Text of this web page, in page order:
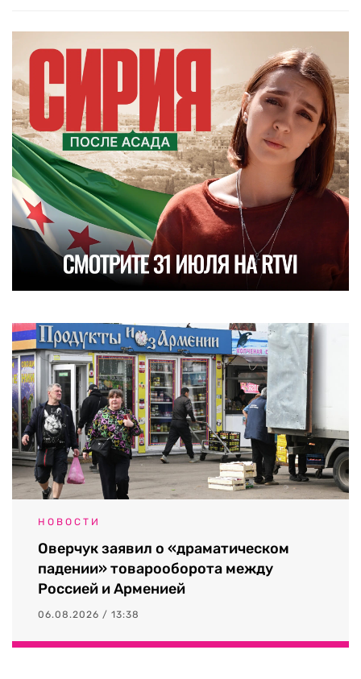
НОВОСТИ
Оверчук заявил о «драматическом
падении» товарооборота между
Россией и Арменией
06.08.2026 / 13:38